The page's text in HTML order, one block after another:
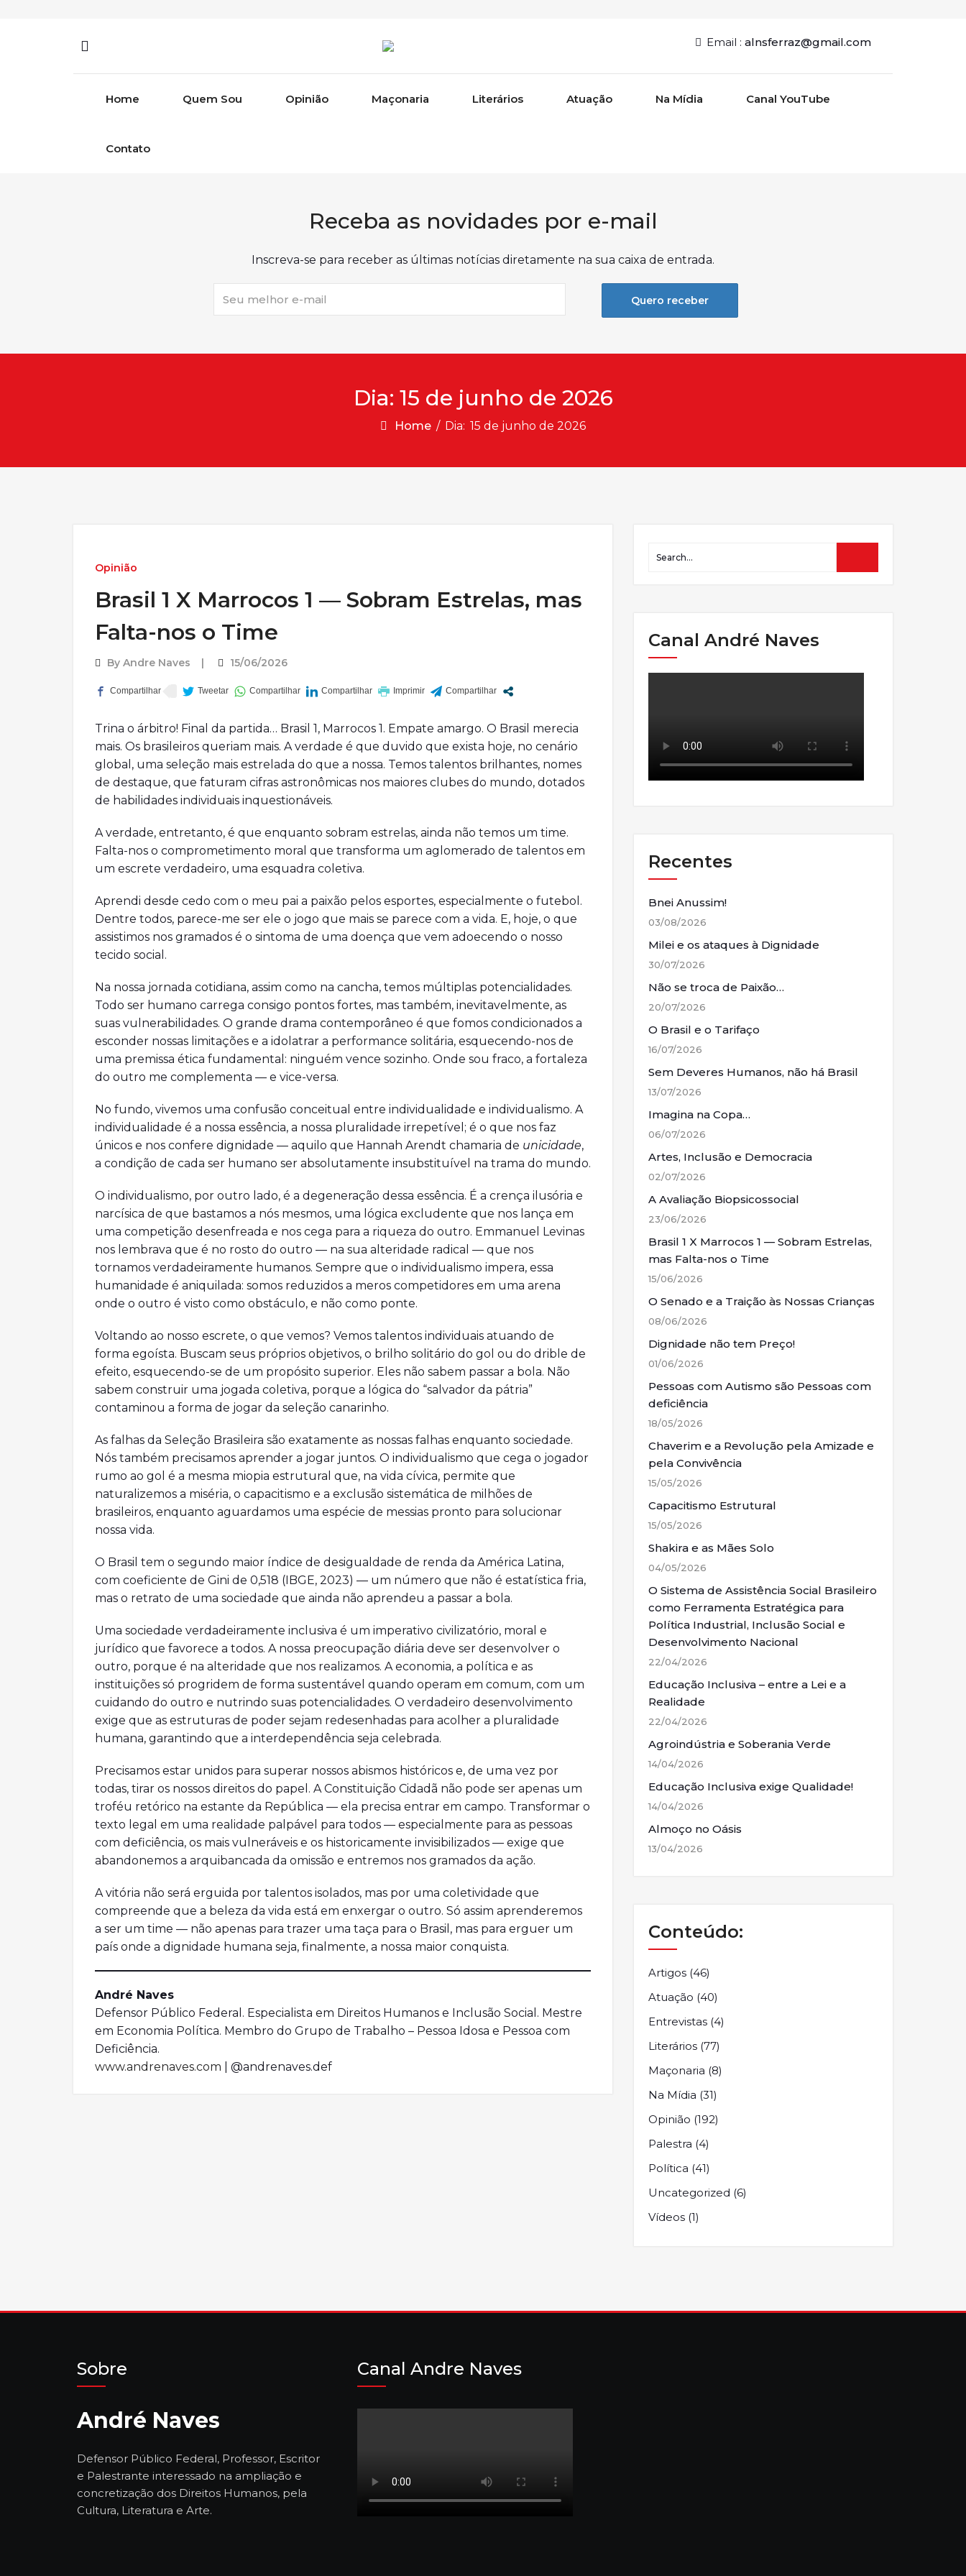
Email : alnsferraz@gmail.com
Home Quem Sou Opinião Maçonaria Literários Atuação Na Mídia Canal YouTube
Contato
Receba as novidades por e-mail
Inscreva-se para receber as últimas notícias diretamente na sua caixa de entrada.
Quero receber
Dia: 15 de junho de 2026
Home / Dia: 15 de junho de 2026
Opinião
Brasil 1 X Marrocos 1 — Sobram Estrelas, mas
Falta-nos o Time
By Andre Naves 15/06/2026
Trina o árbitro! Final da partida… Brasil 1, Marrocos 1. Empate amargo. O Brasil merecia
mais. Os brasileiros queriam mais. A verdade é que duvido que exista hoje, no cenário
global, uma seleção mais estrelada do que a nossa. Temos talentos brilhantes, nomes
de destaque, que faturam cifras astronômicas nos maiores clubes do mundo, dotados
de habilidades individuais inquestionáveis.
A verdade, entretanto, é que enquanto sobram estrelas, ainda não temos um time.
Falta-nos o comprometimento moral que transforma um aglomerado de talentos em
um escrete verdadeiro, uma esquadra coletiva.
Aprendi desde cedo com o meu pai a paixão pelos esportes, especialmente o futebol.
Dentre todos, parece-me ser ele o jogo que mais se parece com a vida. E, hoje, o que
assistimos nos gramados é o sintoma de uma doença que vem adoecendo o nosso
tecido social.
Na nossa jornada cotidiana, assim como na cancha, temos múltiplas potencialidades.
Todo ser humano carrega consigo pontos fortes, mas também, inevitavelmente, as
suas vulnerabilidades. O grande drama contemporâneo é que fomos condicionados a
esconder nossas limitações e a idolatrar a performance solitária, esquecendo-nos de
uma premissa ética fundamental: ninguém vence sozinho. Onde sou fraco, a fortaleza
do outro me complementa — e vice-versa.
No fundo, vivemos uma confusão conceitual entre individualidade e individualismo. A
individualidade é a nossa essência, a nossa pluralidade irrepetível; é o que nos faz
únicos e nos confere dignidade — aquilo que Hannah Arendt chamaria de unicidade,
a condição de cada ser humano ser absolutamente insubstituível na trama do mundo.
O individualismo, por outro lado, é a degeneração dessa essência. É a crença ilusória e
narcísica de que bastamos a nós mesmos, uma lógica excludente que nos lança em
uma competição desenfreada e nos cega para a riqueza do outro. Emmanuel Levinas
nos lembrava que é no rosto do outro — na sua alteridade radical — que nos
tornamos verdadeiramente humanos. Sempre que o individualismo impera, essa
humanidade é aniquilada: somos reduzidos a meros competidores em uma arena
onde o outro é visto como obstáculo, e não como ponte.
Voltando ao nosso escrete, o que vemos? Vemos talentos individuais atuando de
forma egoísta. Buscam seus próprios objetivos, o brilho solitário do gol ou do drible de
efeito, esquecendo-se de um propósito superior. Eles não sabem passar a bola. Não
sabem construir uma jogada coletiva, porque a lógica do “salvador da pátria”
contaminou a forma de jogar da seleção canarinho.
As falhas da Seleção Brasileira são exatamente as nossas falhas enquanto sociedade.
Nós também precisamos aprender a jogar juntos. O individualismo que cega o jogador
rumo ao gol é a mesma miopia estrutural que, na vida cívica, permite que
naturalizemos a miséria, o capacitismo e a exclusão sistemática de milhões de
brasileiros, enquanto aguardamos uma espécie de messias pronto para solucionar
nossa vida.
O Brasil tem o segundo maior índice de desigualdade de renda da América Latina,
com coeficiente de Gini de 0,518 (IBGE, 2023) — um número que não é estatística fria,
mas o retrato de uma sociedade que ainda não aprendeu a passar a bola.
Uma sociedade verdadeiramente inclusiva é um imperativo civilizatório, moral e
jurídico que favorece a todos. A nossa preocupação diária deve ser desenvolver o
outro, porque é na alteridade que nos realizamos. A economia, a política e as
instituições só progridem de forma sustentável quando operam em comum, com um
cuidando do outro e nutrindo suas potencialidades. O verdadeiro desenvolvimento
exige que as estruturas de poder sejam redesenhadas para acolher a pluralidade
humana, garantindo que a interdependência seja celebrada.
Precisamos estar unidos para superar nossos abismos históricos e, de uma vez por
todas, tirar os nossos direitos do papel. A Constituição Cidadã não pode ser apenas um
troféu retórico na estante da República — ela precisa entrar em campo. Transformar o
texto legal em uma realidade palpável para todos — especialmente para as pessoas
com deficiência, os mais vulneráveis e os historicamente invisibilizados — exige que
abandonemos a arquibancada da omissão e entremos nos gramados da ação.
A vitória não será erguida por talentos isolados, mas por uma coletividade que
compreende que a beleza da vida está em enxergar o outro. Só assim aprenderemos
a ser um time — não apenas para trazer uma taça para o Brasil, mas para erguer um
país onde a dignidade humana seja, finalmente, a nossa maior conquista.
André Naves
Defensor Público Federal. Especialista em Direitos Humanos e Inclusão Social. Mestre
em Economia Política. Membro do Grupo de Trabalho – Pessoa Idosa e Pessoa com
Deficiência.
www.andrenaves.com | @andrenaves.def
Canal André Naves
Recentes
Bnei Anussim!
03/08/2026
Milei e os ataques à Dignidade
30/07/2026
Não se troca de Paixão…
20/07/2026
O Brasil e o Tarifaço
16/07/2026
Sem Deveres Humanos, não há Brasil
13/07/2026
Imagina na Copa…
06/07/2026
Artes, Inclusão e Democracia
02/07/2026
A Avaliação Biopsicossocial
23/06/2026
Brasil 1 X Marrocos 1 — Sobram Estrelas,
mas Falta-nos o Time
15/06/2026
O Senado e a Traição às Nossas Crianças
08/06/2026
Dignidade não tem Preço!
01/06/2026
Pessoas com Autismo são Pessoas com
deficiência
18/05/2026
Chaverim e a Revolução pela Amizade e
pela Convivência
15/05/2026
Capacitismo Estrutural
15/05/2026
Shakira e as Mães Solo
04/05/2026
O Sistema de Assistência Social Brasileiro
como Ferramenta Estratégica para
Política Industrial, Inclusão Social e
Desenvolvimento Nacional
22/04/2026
Educação Inclusiva – entre a Lei e a
Realidade
22/04/2026
Agroindústria e Soberania Verde
14/04/2026
Educação Inclusiva exige Qualidade!
14/04/2026
Almoço no Oásis
13/04/2026
Conteúdo:
Artigos (46)
Atuação (40)
Entrevistas (4)
Literários (77)
Maçonaria (8)
Na Mídia (31)
Opinião (192)
Palestra (4)
Política (41)
Uncategorized (6)
Vídeos (1)
Sobre
André Naves
Defensor Público Federal, Professor, Escritor
e Palestrante interessado na ampliação e
concretização dos Direitos Humanos, pela
Cultura, Literatura e Arte.
Canal Andre Naves